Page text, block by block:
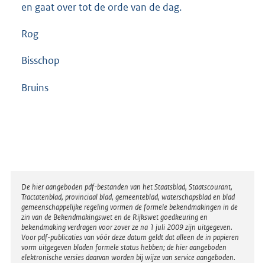
en gaat over tot de orde van de dag.
Rog
Bisschop
Bruins
Disclaimer
De hier aangeboden pdf-bestanden van het Staatsblad, Staatscourant,
Tractatenblad, provinciaal blad, gemeenteblad, waterschapsblad en blad
gemeenschappelijke regeling vormen de formele bekendmakingen in de
zin van de Bekendmakingswet en de Rijkswet goedkeuring en
bekendmaking verdragen voor zover ze na 1 juli 2009 zijn uitgegeven.
Voor pdf-publicaties van vóór deze datum geldt dat alleen de in papieren
vorm uitgegeven bladen formele status hebben; de hier aangeboden
elektronische versies daarvan worden bij wijze van service aangeboden.